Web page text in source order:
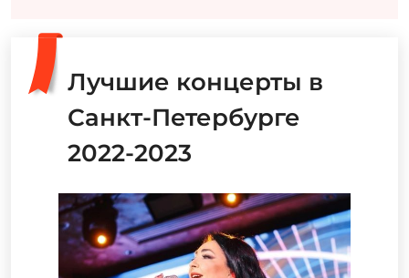
Лучшие концерты в
Санкт-Петербурге
2022-2023